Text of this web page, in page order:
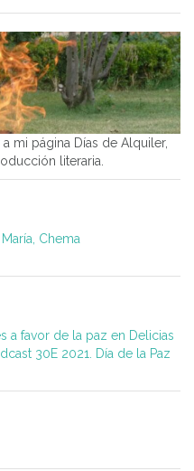
mi página Días de Alquiler,
literaria.
Chema
a favor de la paz en Delicias
30E 2021. Día de la Paz